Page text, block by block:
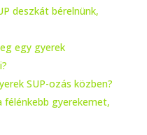
deszkát bérelnünk,
egy gyerek
SUP-ozás közben?
gyerekemet,